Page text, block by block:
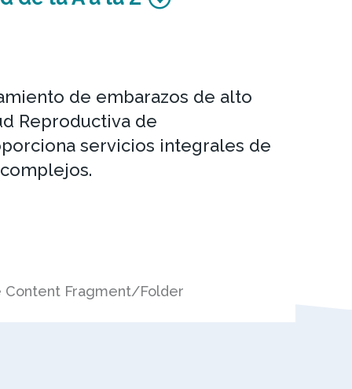
de embarazos de alto
Reproductiva de
servicios integrales de
Content Fragment/Folder